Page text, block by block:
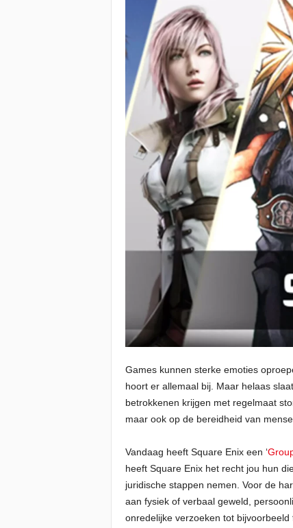
Games kunnen sterke emoties
hoort er allemaal bij. Maar helaas
betrokkenen krijgen met regelmaat
maar ook op de bereidheid van
Vandaag heeft Square Enix een ‘
heeft Square Enix het recht jou hun
juridische stappen nemen. Voor de
aan fysiek of verbaal geweld,
onredelijke verzoeken tot